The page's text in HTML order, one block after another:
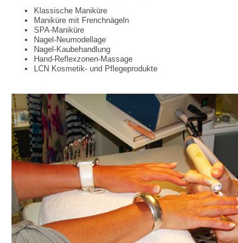
Klassische Maniküre
Maniküre mit Frenchnägeln
SPA-Maniküre
Nagel-Neumodellage
Nagel-Kaubehandlung
Hand-Reflexzonen-Massage
LCN Kosmetik- und Pflegeprodukte